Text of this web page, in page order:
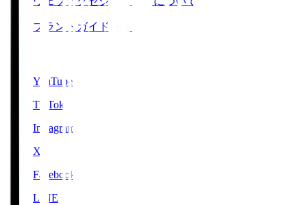
ブランドガイドライン
YouTube
TikTok
Instagram
X
Facebook
LINE